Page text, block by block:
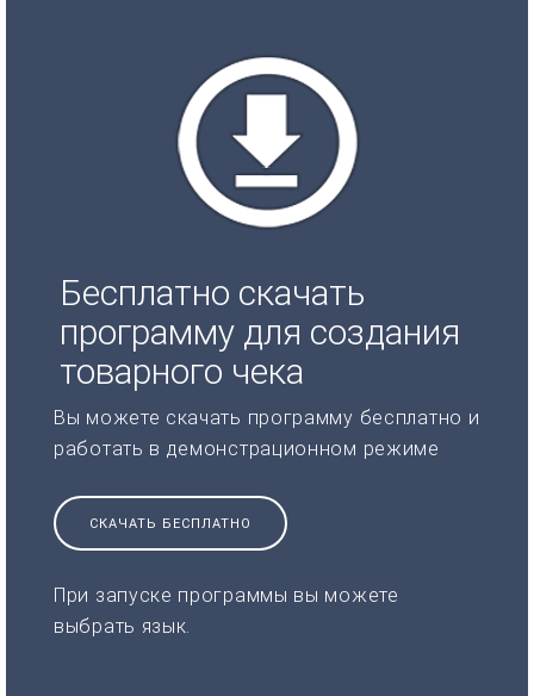
Бесплатно скачать
программу для создания
товарного чека
Вы можете скачать программу бесплатно и
работать в демонстрационном режиме
СКАЧАТЬ БЕСПЛАТНО
При запуске программы вы можете
выбрать язык.